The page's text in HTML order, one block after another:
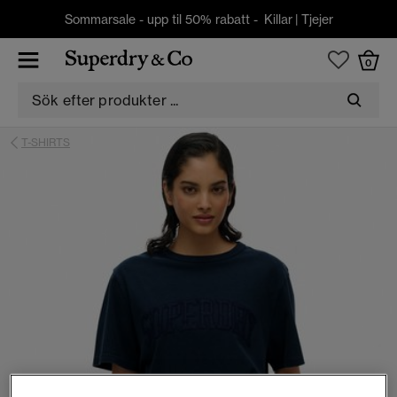
Sommarsale - upp til 50% rabatt - Killar| Tjejer
0
T-SHIRTS